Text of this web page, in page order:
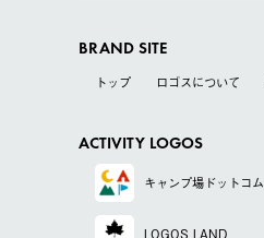
BRAND SITE
トップ ロゴスについて
ACTIVITY LOGOS
キャンプ場ドットコム
LOGOS LAND